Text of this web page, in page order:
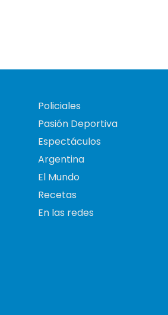
Policiales
Pasión Deportiva
Espectáculos
Argentina
El Mundo
Recetas
En las redes